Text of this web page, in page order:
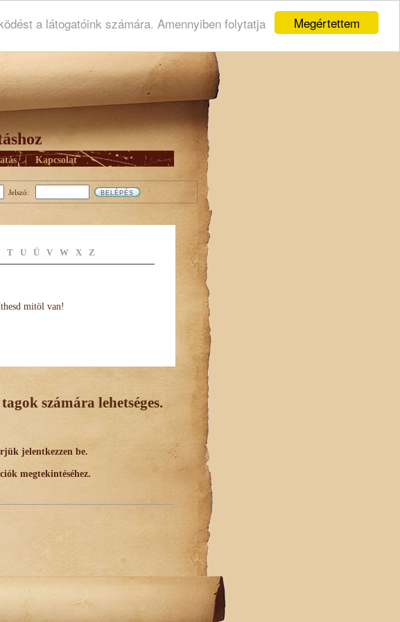
Megértettem
a látogatóink számára. Amennyiben folytatja
| Kapcsolat
Jelszó:
T U Ü V W X Z
mitöl van!
számára lehetséges.
jelentkezzen be.
megtekintéséhez.